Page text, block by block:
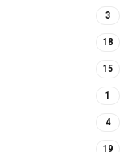
3
18
15
1
4
19